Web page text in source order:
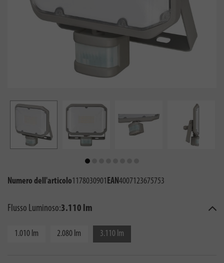
Numero dell'articolo1178030901EAN4007123675753
Flusso Luminoso:3.110 lm
1.010 lm 2.080 lm 3.110 lm